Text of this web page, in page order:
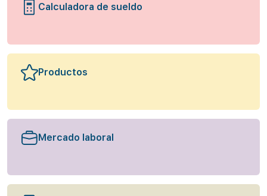
Calculadora de sueldo
Productos
Mercado laboral